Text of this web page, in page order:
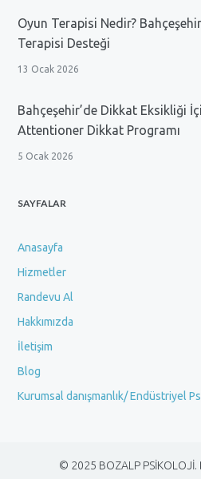
Oyun Terapisi Nedir?
Terapisi Desteği
13 Ocak 2026
Bahçeşehir’de Dikkat Eksikliği
Attentioner Dikkat Programı
5 Ocak 2026
SAYFALAR
Anasayfa
Hizmetler
Randevu Al
Hakkımızda
İletişim
Blog
Kurumsal danışmanlık/ Endüstriyel
© 2025 BOZALP